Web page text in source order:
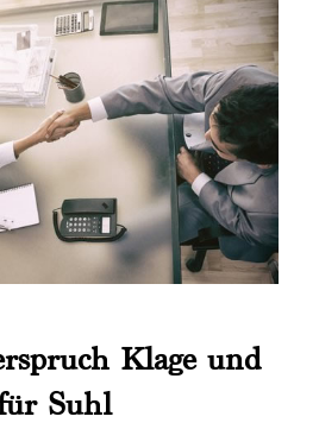
Klage und
Suhl